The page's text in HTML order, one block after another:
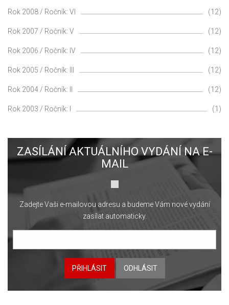
Rok 2008 / Ročník: VI (12)
Rok 2007 / Ročník: V (12)
Rok 2006 / Ročník: IV (12)
Rok 2005 / Ročník: III (12)
Rok 2004 / Ročník: II (12)
Rok 2003 / Ročník: I (1)
ZASÍLÁNÍ AKTUÁLNÍHO VYDÁNÍ NA E-
MAIL
Zadejte Vaši e-mailovou adresu a budeme Vám nové vydání
zasílat automaticky.
PŘIHLÁSIT ODHLÁSIT